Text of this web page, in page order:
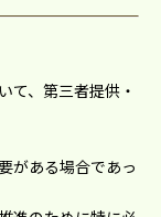
て、第三者提供・
がある場合であっ